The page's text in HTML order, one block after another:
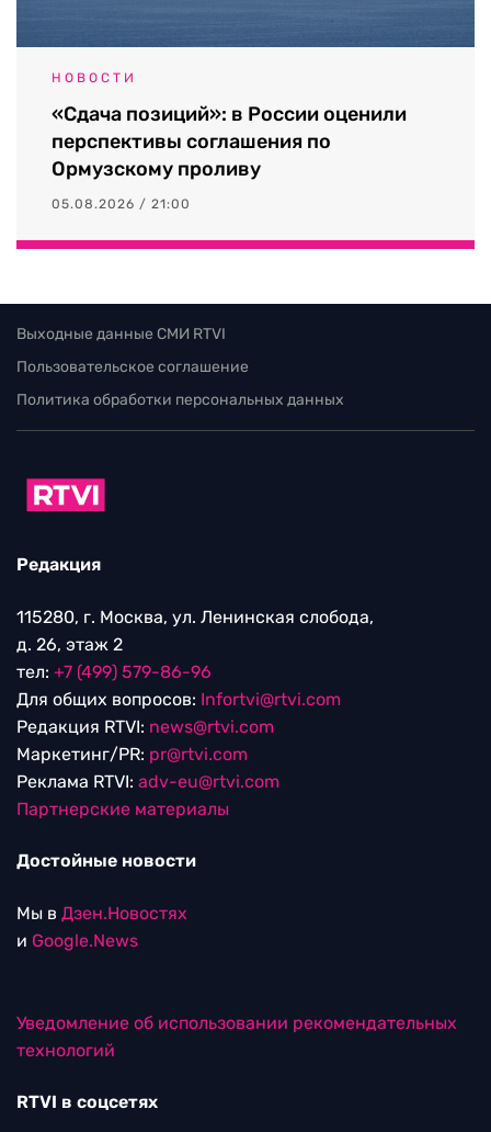
НОВОСТИ
«Сдача позиций»: в России оценили
перспективы соглашения по
Ормузскому проливу
05.08.2026 / 21:00
Выходные данные СМИ RTVI
Пользовательское соглашение
Политика обработки персональных данных
Редакция
115280, г. Москва, ул. Ленинская слобода,
д. 26, этаж 2
тел: +7 (499) 579-86-96
Для общих вопросов: Infortvi@rtvi.com
Редакция RTVI: news@rtvi.com
Маркетинг/PR: pr@rtvi.com
Реклама RTVI: adv-eu@rtvi.com
Партнерские материалы
Достойные новости
Мы в Дзен.Новостях
и Google.News
Уведомление об использовании рекомендательных
технологий
RTVI в соцсетях